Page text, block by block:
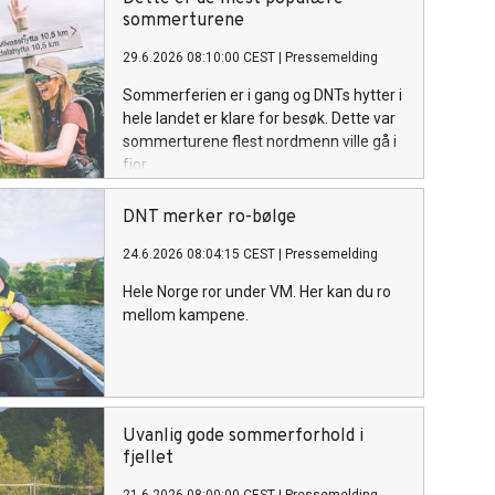
leveområder.
sommerturene
29.6.2026 08:10:00 CEST Pressemelding
Sommerferien er i gang og DNTs hytter i
hele landet er klare for besøk. Dette var
sommerturene flest nordmenn ville gå i
fjor.
DNT merker ro-bølge
24.6.2026 08:04:15 CEST Pressemelding
Hele Norge ror under VM. Her kan du ro
mellom kampene.
Uvanlig gode sommerforhold i
fjellet